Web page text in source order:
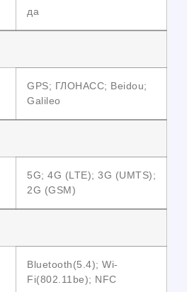
да
GPS; ГЛОНАСС; Beidou;
Galileo
5G; 4G (LTE); 3G (UMTS);
2G (GSM)
Bluetooth(5.4); Wi-
Fi(802.11be); NFC